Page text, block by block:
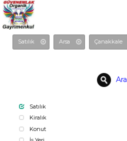
Satılık Arsa Çanakkale
Ara
Satılık
Kiralık
Konut